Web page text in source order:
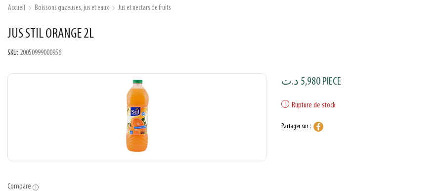
Accueil Boissons gazeuses, jus et eaux Jus et nectars de fruits
JUS STIL ORANGE 2L
SKU: 20050999000956
Compare
5,980 د.ت PIECE
Rupture de stock
Partager sur :